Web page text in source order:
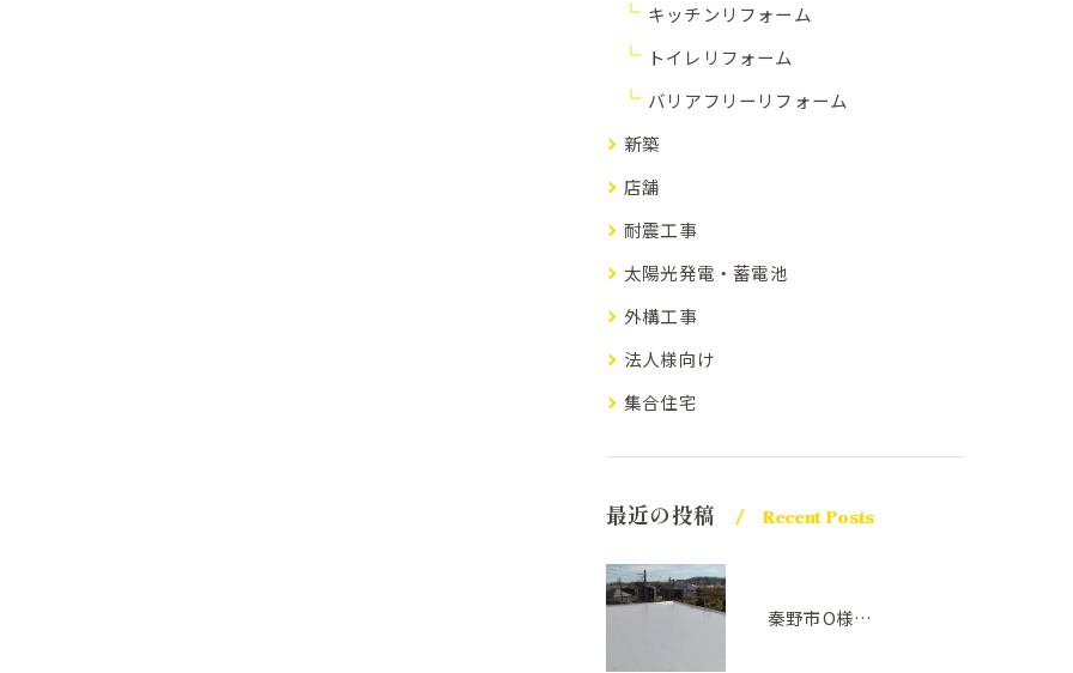
キッチンリフォーム
トイレリフォーム
バリアフリーリフォーム
新築
店舗
耐震工事
太陽光発電・蓄電池
外構工事
法人様向け
集合住宅
最近の投稿 Recent Posts
秦野市O様邸屋上防水(アトレーヌ グレー)